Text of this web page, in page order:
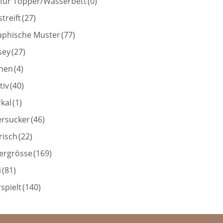
(27)
Muster(77)
(27)
(4)
(40)
(1)
(46)
(22)
(169)
(81)
(140)